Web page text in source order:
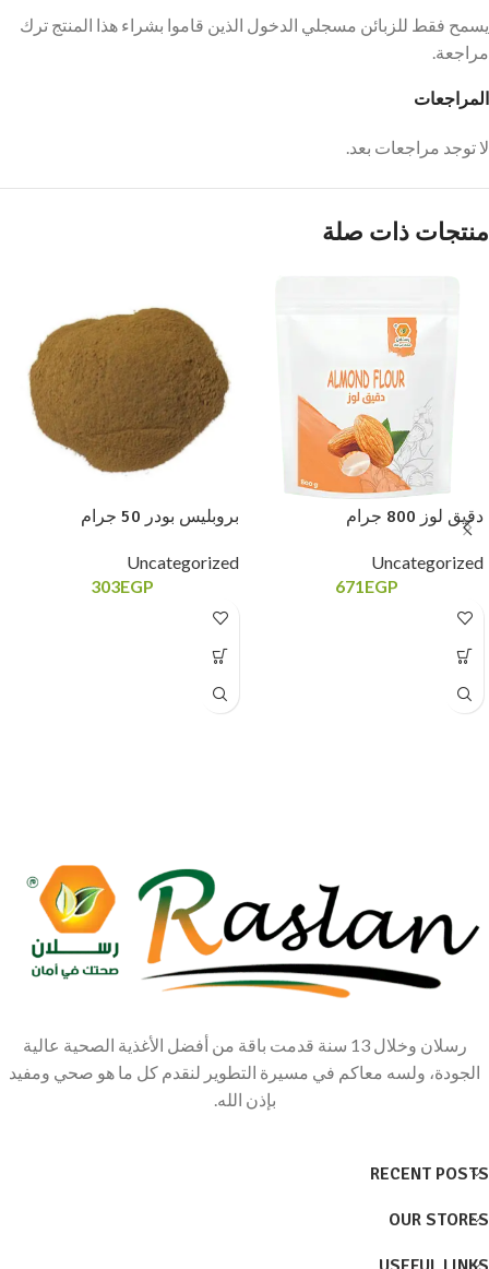
المراجعات
لا توجد مراجعات بعد.
يسمح فقط للزبائن مسجلي الدخول الذين قاموا بشراء هذا المنتج ترك
مراجعة.
منتجات ذات صلة
دقيق لوز 800 جرام
Uncategorized
671EGP
بروبليس بودر 50 جرام
Uncategorized
303EGP
رسلان وخلال 13 سنة قدمت باقة من أفضل الأغذية الصحية عالية
الجودة، ولسه معاكم في مسيرة التطوير لنقدم كل ما هو صحي ومفيد
بإذن الله.
RECENT POSTS
OUR STORES